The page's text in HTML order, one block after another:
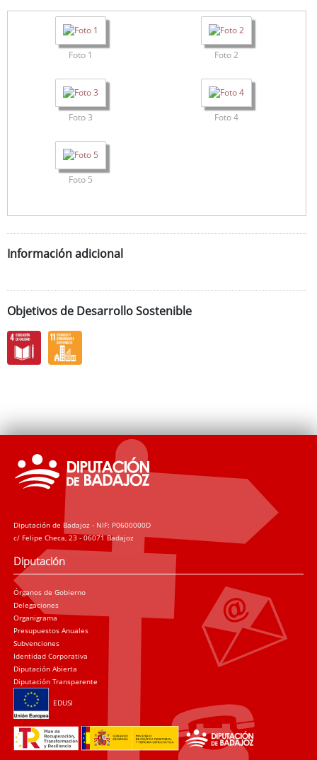
Foto 1 Foto 2
Foto 3 Foto 4
Foto 5
Información adicional
Objetivos de Desarrollo Sostenible
Diputación de Badajoz - NIF: P0600000D
c/ Felipe Checa, 23 - 06071 Badajoz
Diputación
Órganos de Gobierno
Delegaciones
Organigrama
Presupuestos Anuales
Subvenciones
Identidad Corporativa
Diputación Abierta
Diputación Transparente
EDUSI